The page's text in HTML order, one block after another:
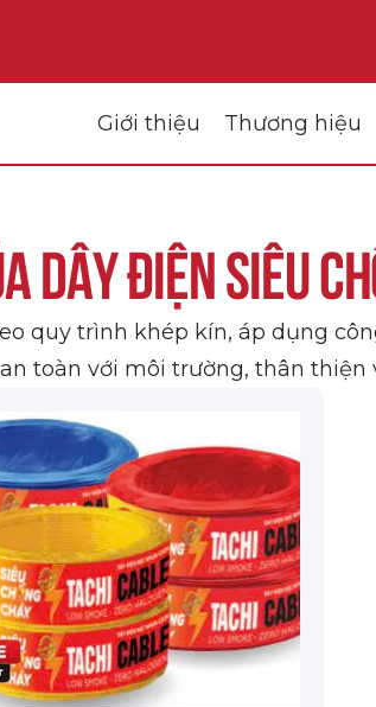
Giới thiệu Thương hiệu
Dây điện siêu
quy trình khép kín, áp dụng
toàn với môi trường, thân thiện